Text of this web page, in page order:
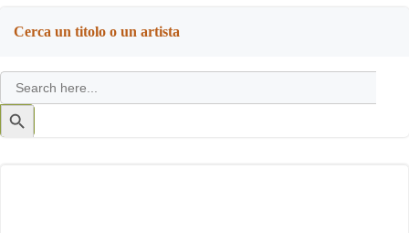
Cerca un titolo o un artista
Search
for:
Search
Button